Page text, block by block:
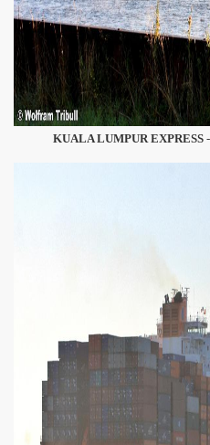
KUALA LUMPUR EXPRESS-